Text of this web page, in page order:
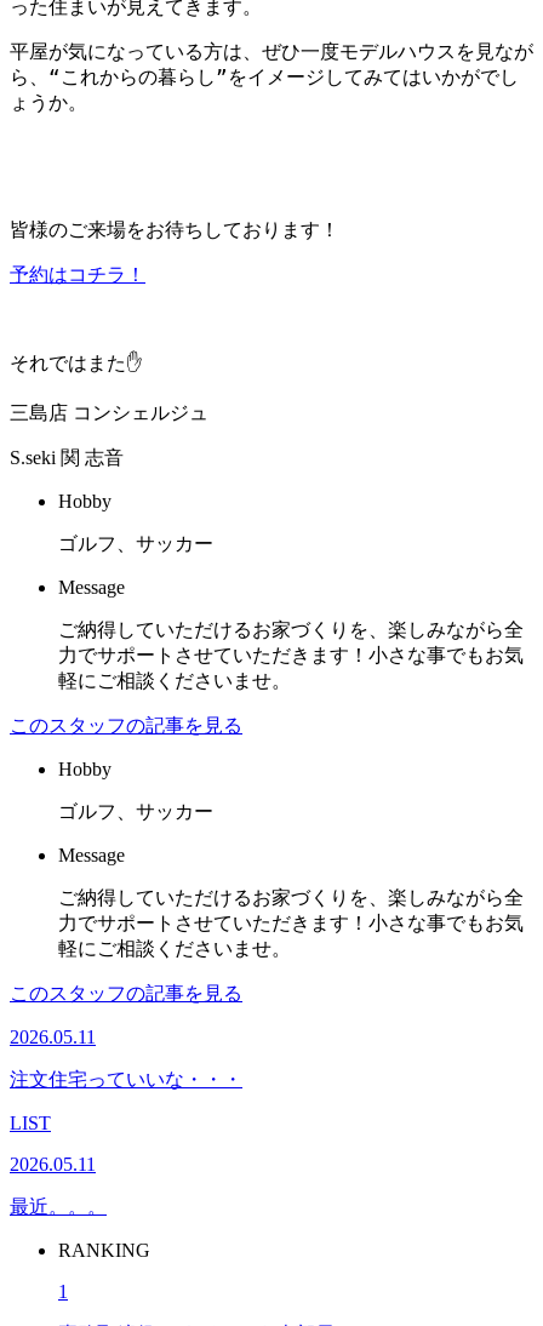
った住まいが見えてきます。
平屋が気になっている方は、ぜひ一度モデルハウスを見なが
ら、“これからの暮らし”をイメージしてみてはいかがでし
ょうか。
皆様のご来場をお待ちしておりま す！
予約はコチラ！
それではまた✋
三島店 コンシェルジュ
S.seki 関 志音
Hobby
ゴルフ、サッカー
Message
ご納得していただけるお家づくりを、楽しみながら全
力でサポートさせていただきます！小さな事でもお気
軽にご相談くださいませ。
このスタッフの記事を見る
Hobby
ゴルフ、サッカー
Message
ご納得していただけるお家づくりを、楽しみながら全
力でサポートさせていただきます！小さな事でもお気
軽にご相談くださいませ。
このスタッフの記事を見る
2026.05.11
注文住宅っていいな・・・
LIST
2026.05.11
最近。。。
RANKING
1